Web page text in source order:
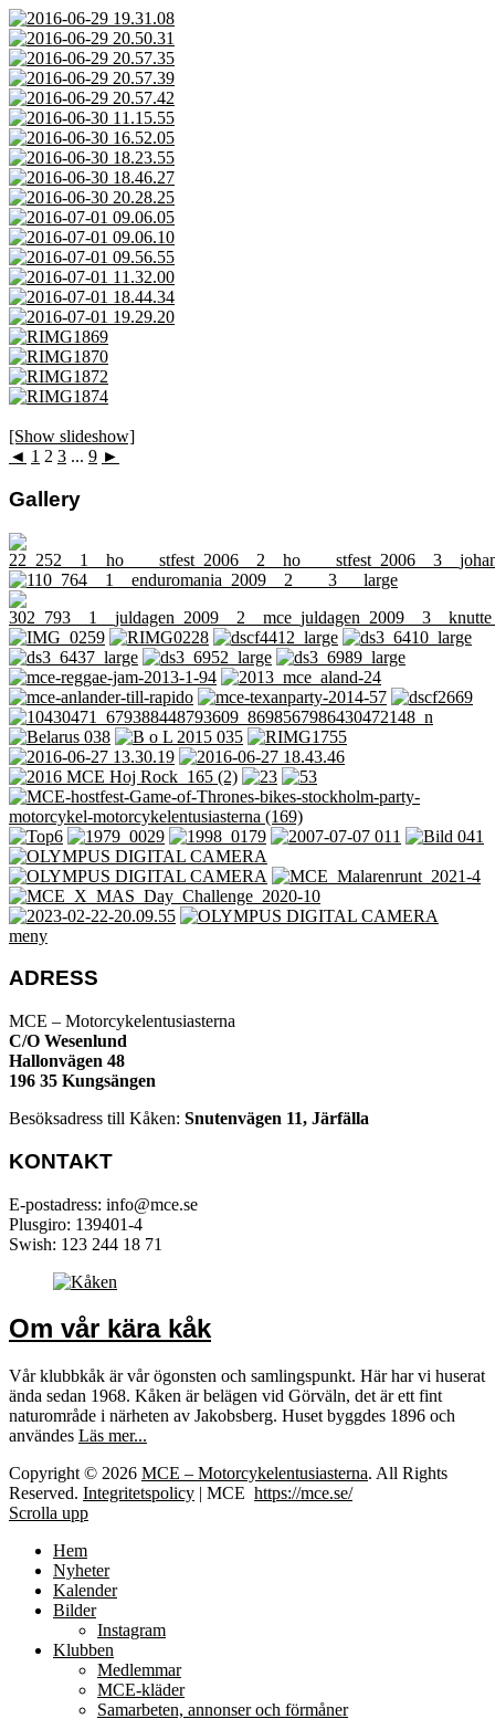
[Show slideshow]
◄ 1 2 3 ... 9 ►
Gallery
meny
ADRESS
MCE – Motorcykelentusiasterna
C/O Wesenlund
Hallonvägen 48
196 35 Kungsängen
Besöksadress till Kåken: Snutenvägen 11, Järfälla
KONTAKT
E-postadress: info@mce.se
Plusgiro: 139401-4
Swish: 123 244 18 71
Om vår kära kåk
Vår klubbkåk är vår ögonsten och samlingspunkt. Här har vi huserat
ända sedan 1968. Kåken är belägen vid Görväln, det är ett fint
naturområde i närheten av Jakobsberg. Huset byggdes 1896 och
användes Läs mer...
Copyright © 2026 MCE – Motorcykelentusiasterna. All Rights
Reserved. Integritetspolicy | MCE https://mce.se/
Scrolla upp
Hem
Nyheter
Kalender
Bilder
Instagram
Klubben
Medlemmar
MCE-kläder
Samarbeten, annonser och förmåner